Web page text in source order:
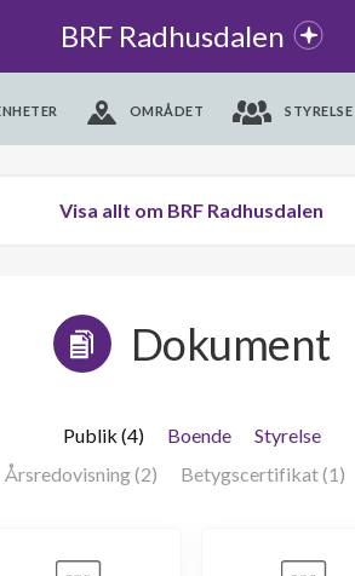
BRF Radhusdalen
OMRÅDET
Visa allt om BRF Radhusdalen
Dokument
Publik (4) Boende
Styrelse
Årsredovisning (2) Betygscertifikat (1)